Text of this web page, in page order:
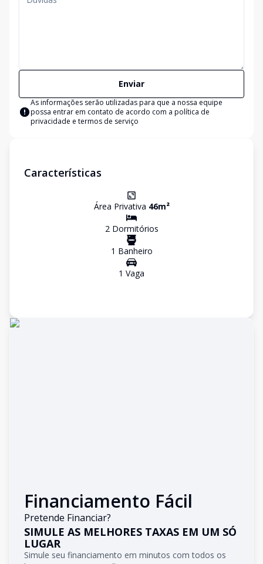
Enviar
As informações serão utilizadas para que a nossa equipe
possa entrar em contato de acordo com a política de
privacidade e termos de serviço
Características
Área Privativa 46m²
2Dormitórios
1 Banheiro
1 Vaga
Financiamento Fácil
Pretende Financiar?
SIMULE AS MELHORES TAXAS EM UM SÓ
LUGAR
Simule seu financiamento em minutos com todos os